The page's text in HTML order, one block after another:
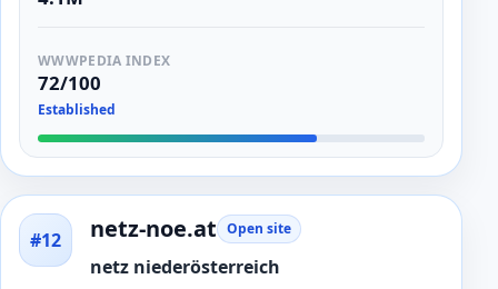
WWWPEDIA INDEX
72/100
Established
#12 netz-noe.at Open site
netz niederösterreich